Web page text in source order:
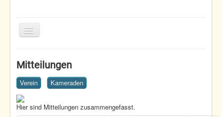
Toggle
Navigation
Termine
Fliegen
Nachwuchs
Mitteilungen
Verein Kameraden
Hier sind Mitteilungen zusammengefasst.